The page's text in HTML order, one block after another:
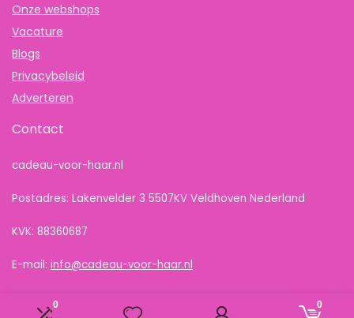
0 0
Onze webshops
Vacature
Blogs
Privacybeleid
Adverteren
Contact
cadeau-voor-haar.nl
Postadres: Lakenvelder 3 5507KV Veldhoven Nederland
KVK: 88360687
E-mail: info@cadeau-voor-haar.nl